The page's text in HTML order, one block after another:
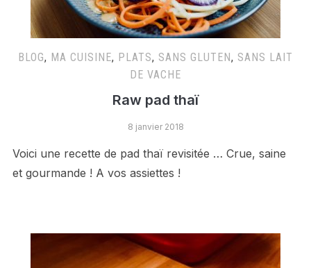
BLOG, MA CUISINE, PLATS, SANS GLUTEN, SANS LAIT
DE VACHE
Raw pad thaï
8 janvier 2018
Voici une recette de pad thaï revisitée … Crue, saine
et gourmande ! A vos assiettes !